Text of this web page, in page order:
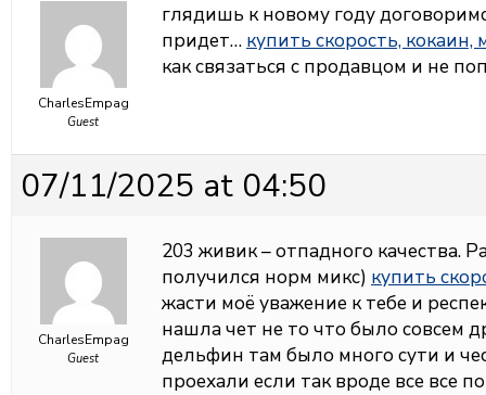
CharlesEmpag
Guest
глядишь к новому году
придет… купить скорость,
как связаться с продавцом и не
07/11/2025 at 04:50
CharlesEmpag
Guest
203 живик – отпадного качества.
получился норм микс) купить
жасти моё уважение к тебе и
нашла чет не то что было совсем
дельфин там было много сути и
проехали если так вроде все все